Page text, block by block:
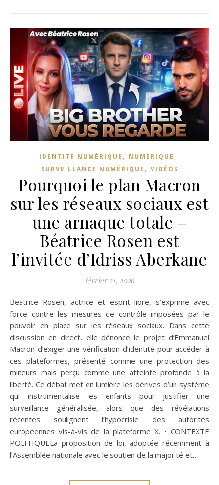
IDENTITÉ NUMÉRIQUE , NUMÉRIQUE ,
SURVEILLANCE NUMÉRIQUE , VIDÉOS
Pourquoi le plan Macron
sur les réseaux sociaux est
une arnaque totale –
Béatrice Rosen est
l’invitée d’Idriss Aberkane
février 21, 2026
Beatrice Rosen, actrice et esprit libre, s’exprime avec
force contre les mesures de contrôle imposées par le
pouvoir en place sur les réseaux sociaux. Dans cette
discussion en direct, elle dénonce le projet d’Emmanuel
Macron d’exiger une vérification d’identité pour accéder à
ces plateformes, présenté comme une protection des
mineurs mais perçu comme une atteinte profonde à la
liberté. Ce débat met en lumière les dérives d’un système
qui instrumentalise les enfants pour justifier une
surveillance généralisée, alors que des révélations
récentes soulignent l’hypocrisie des autorités
européennes vis-à-vis de la plateforme X. • CONTEXTE
POLITIQUELa proposition de loi, adoptée récemment à
l’Assemblée nationale avec le soutien de la majorité et…